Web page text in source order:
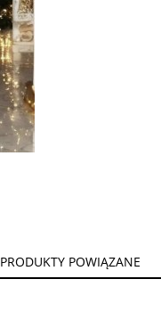
PRODUKTY POWIĄZANE